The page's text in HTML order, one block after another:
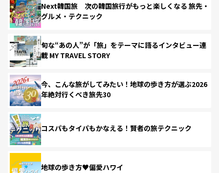
Next韓国旅 次の韓国旅行がもっと楽しくなる 旅先・
グルメ・テクニック
旬な“あの人”が「旅」をテーマに語るインタビュー連
載 MY TRAVEL STORY
今、こんな旅がしてみたい！地球の歩き方が選ぶ2026
年絶対行くべき旅先30
コスパもタイパもかなえる！賢者の旅テクニック
地球の歩き方♥偏愛ハワイ